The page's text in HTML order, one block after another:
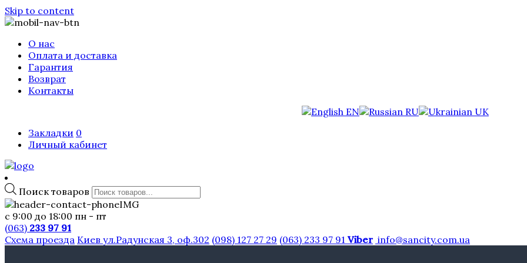
Skip to content
О нас
Оплата и доставка
Гарантия
Возврат
Контакты
EN
RU
UK
Закладки 0
Личный кабинет
Поиск товаров
с 9:00 до 18:00 пн - пт
(063) 233 97 91
Схема проезда Киев ул.Радунская 3, оф.302 (098) 127 27 29 (063) 233 97 91 Viber info@sancity.com.ua